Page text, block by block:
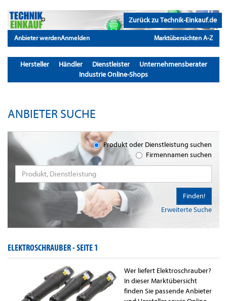
Zurück zu Technik-Einkauf.de
Anbieter werdenAnmelden Marktübersichten A-Z
Hersteller Händler Dienstleister
Unternehmensberater
Industrie Online-Shops
ANBIETER SUCHE
Produkt oder Dienstleistung suchen
Firmennamen suchen
Erweiterte Suche
Finden!
ELEKTROSCHRAUBER -SEITE 1
Wer liefert Elektroschrauber?
In dieser Marktübersicht
finden Sie passende Anbieter